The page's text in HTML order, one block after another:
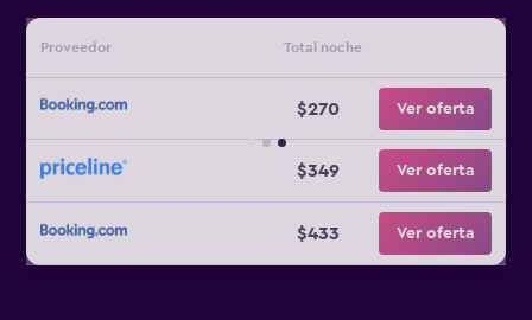
Proveedor Total noche
$270 Ver oferta
$349 Ver oferta
$433 Ver oferta